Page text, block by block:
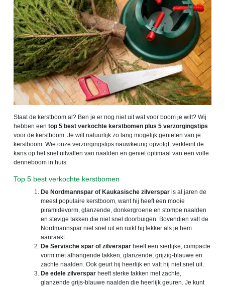
Staat de kerstboom al? Ben je er nog niet uit wat voor boom je wilt? Wij
hebben een top 5 best verkochte kerstbomen plus 5 verzorgingstips
voor de kerstboom. Je wilt natuurlijk zo lang mogelijk genieten van je
kerstboom. Wie onze verzorgingstips nauwkeurig opvolgt, verkleint de
kans op het snel uitvallen van naalden en geniet optimaal van een volle
denneboom in huis.
Top 5 best verkochte kerstbomen
De Nordmannspar of Kaukasische zilverspar is al jaren de
meest populaire kerstboom, want hij heeft een mooie
piramidevorm, glanzende, donkergroene en stompe naalden
en stevige takken die niet snel doorbuigen. Bovendien valt de
Nordmannspar niet snel uit en ruikt hij lekker als je hem
aanraakt.
De Servische spar of zilverspar heeft een sierlijke, compacte
vorm met afhangende takken, glanzende, grijzig-blauwe en
zachte naalden. Ook geurt hij heerlijk en valt hij niet snel uit.
De edele zilverspar heeft sterke takken met zachte,
glanzende grijs-blauwe naalden die heerlijk geuren. Je kunt